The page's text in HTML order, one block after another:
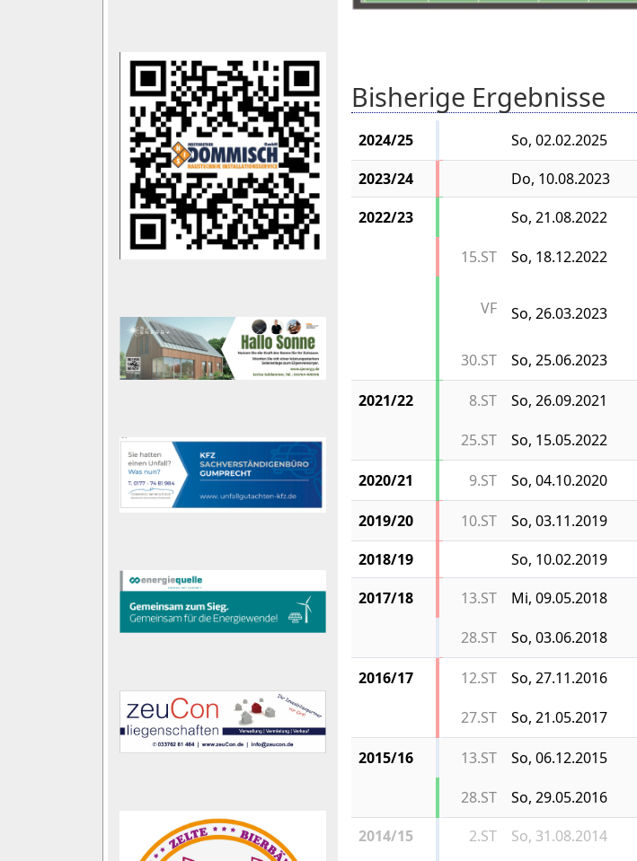
Bisherige Ergebnisse
2024/25 So, 02.02.2025
2023/24
Do, 10.08.2023
2022/23
So, 21.08.2022
15.ST
So, 18.12.2022
VF So, 26.03.2023
30.ST So, 25.06.2023
2021/22 8.ST So, 26.09.2021
25.ST
So, 15.05.2022
2020/21 9.ST So, 04.10.2020
2019/20 10.ST So, 03.11.2019
2018/19
So, 10.02.2019
2017/18
13.ST Mi, 09.05.2018
28.ST
So, 03.06.2018
2016/17 12.ST So, 27.11.2016
27.ST
So, 21.05.2017
2015/16 13.ST So, 06.12.2015
28.ST
So, 29.05.2016
2014/15
2.ST So, 31.08.2014